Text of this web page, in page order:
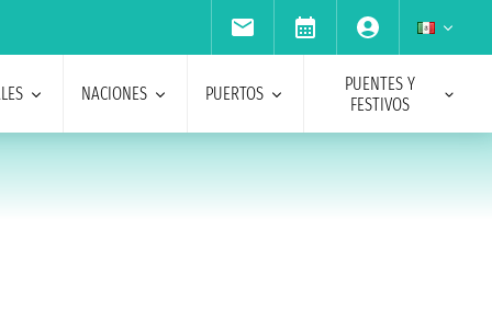
NACIONES PUERTOS
PUENTES Y
FESTIVOS